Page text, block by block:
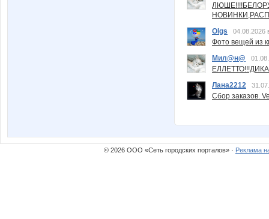
Olgs
04.08.2026
Фото вещей из
Мил@н@
Лана2212
Сбор заказов.
© 2026 ООО «Сеть городских порталов» · Реклама